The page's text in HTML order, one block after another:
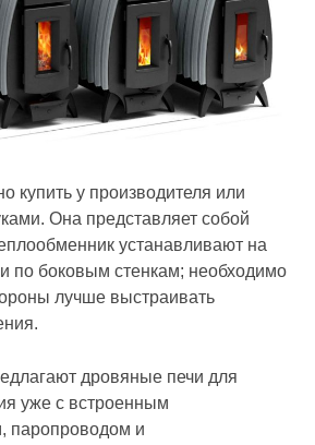
купить у производителя или
Она представляет собой
устанавливают на
по боковым стенкам; необходимо
лучше выстраивать
дровяные печи для
уже с встроенным
паропроводом и